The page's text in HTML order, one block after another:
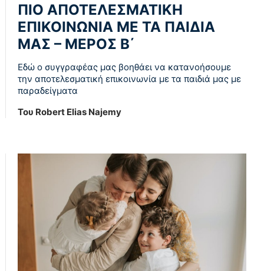
ΠIO AΠOTEΛEΣMATIKH
EΠIKOINΩNIA ME TA ΠAIΔIA
MAΣ – ΜΕΡΟΣ Β΄
Εδώ ο συγγραφέας μας βοηθάει να κατανοήσουμε
την αποτελεσματική επικοινωνία με τα παιδιά μας με
παραδείγματα
Του Robert Elias Najemy